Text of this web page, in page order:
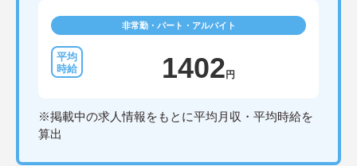
非常勤・パート・アルバイト
1402 円
※掲載中の求人情報をもとに平均月収・平均時給を
算出